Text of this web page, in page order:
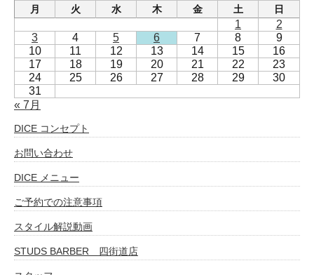
月
火 水 木 金 土 日
1
2
3
4 5 6 7 8
9
10
11 12 13 14 15
16
17
18 19 20 21 22
23
24
25 26 27 28 29
30
31
« 7月
DICE コンセプト
お問い合わせ
DICE メニュー
ご予約での注意事項
スタイル解説動画
STUDS BARBER 四街道店